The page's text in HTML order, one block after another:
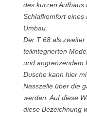
des kurzen
Schlafkomfort eines
Umbau.
Der T 68 als zweiter
teilintegrierten
und angrenzendem
Dusche kann hier
Nasszelle über die
werden. Auf diese
diese Bezeichnung